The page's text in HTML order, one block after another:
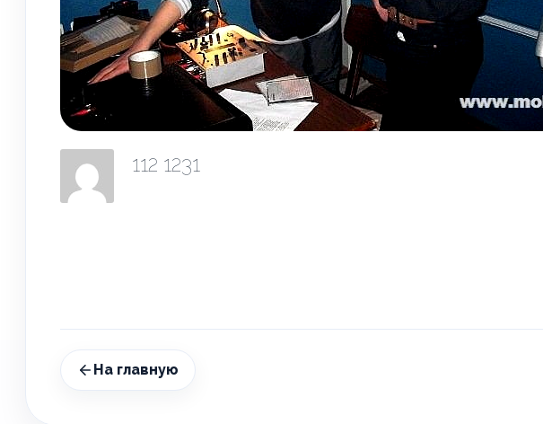
112 1231
На главную